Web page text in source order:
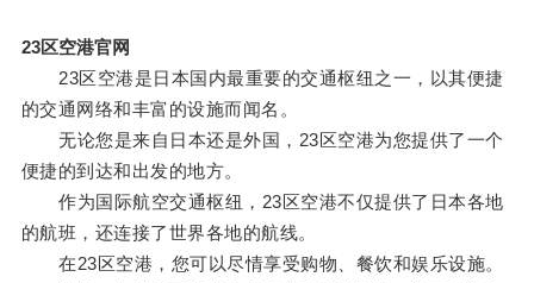
23区空港官网
23区空港是日本国内最重要的交通枢纽之一，以其便捷
的交通网络和丰富的设施而闻名。
无论您是来自日本还是外国，23区空港为您提供了一个
便捷的到达和出发的地方。
作为国际航空交通枢纽，23区空港不仅提供了日本各地
的航班，还连接了世界各地的航线。
在23区空港，您可以尽情享受购物、餐饮和娱乐设施。